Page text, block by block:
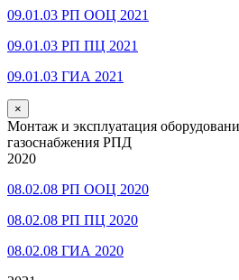
09.01.03 РП ООЦ 2021
09.01.03 РП ПЦ 2021
09.01.03 ГИА 2021
×
Монтаж и эксплуатация
газоснабжения РПД
2020
08.02.08 РП ООЦ 2020
08.02.08 РП ПЦ 2020
08.02.08 ГИА 2020